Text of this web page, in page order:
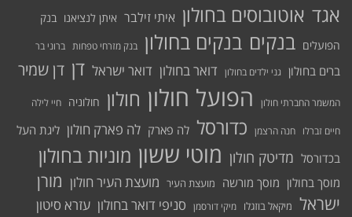
אגד אוטובוסים בחולון איתי זילבר איתן לנציאנו בנק
הפועלים בנקים בנקים בחולון בנק מזרחי טפחות ברוני בר
ברים בחולון גני ילדים בחולון דואר בחולון דואר ישראל דן דן שמיר
המשמר החברתי חולון הפועל חולון חולון חולוניה חיי לילה
חיים זברלו חנה הרצמן כדורסל לה פארק לה פארק חולון ליגת העל
בכדורסל מדיטק חולון מוטי ששון מוניות בחולון
מוסך בחולון מוסך מורשה מועצת העיר מועצת העיר חולון מורן
ישראל מיקאל בוזגלו מיקי דורסמן סניפי דואר בחולון עזרא סיטון